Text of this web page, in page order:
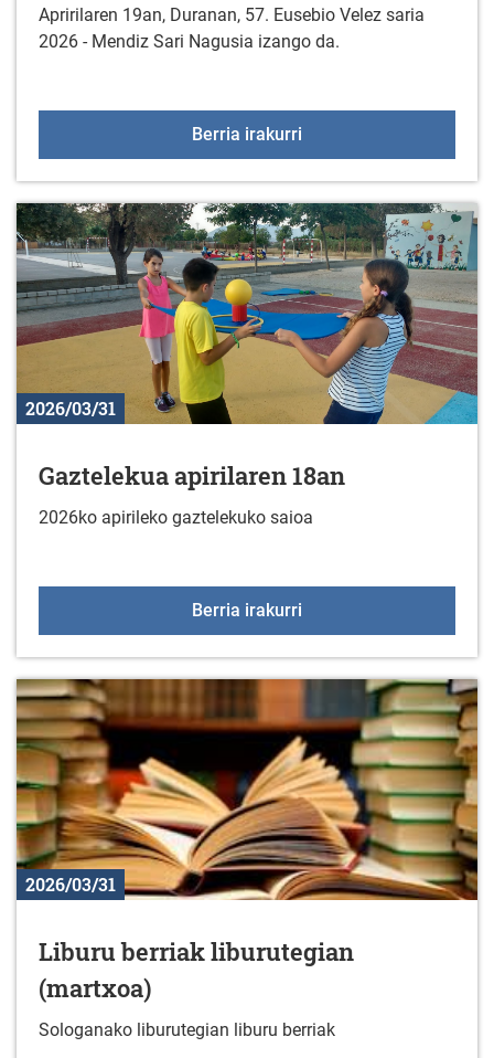
Apririlaren 19an, Duranan, 57. Eusebio Velez saria
2026 - Mendiz Sari Nagusia izango da.
Berria irakurri
2026/03/31
Gaztelekua apirilaren 18an
2026ko apirileko gaztelekuko saioa
Berria irakurri
2026/03/31
Liburu berriak liburutegian
(martxoa)
Sologanako liburutegian liburu berriak